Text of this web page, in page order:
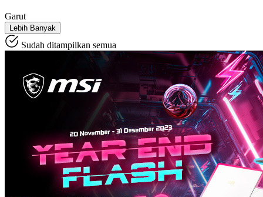
Garut
Lebih Banyak
Sudah ditampilkan semua